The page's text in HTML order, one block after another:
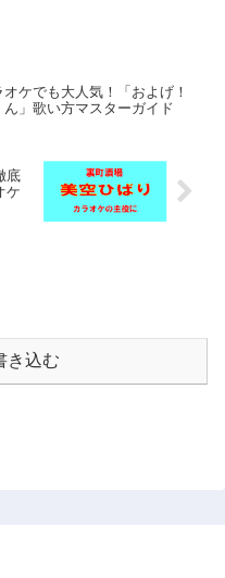
ケでも大人気！「およげ！
ん」歌い方マスターガイド
底
ケ
き込む